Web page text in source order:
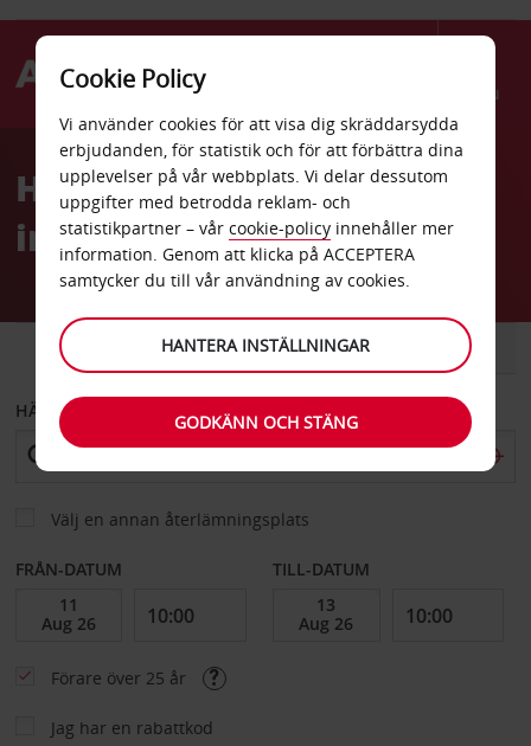
Menu
AvisHyrbil San Pedro Sulas
internationella flygplats
SKÅPBIL
HÄMTA FRÅN
Välj en annan återlämningsplats
FRÅN-DATUM TILL-DATUM
Förare över 25 år
Jag har en rabattkod
Cookie Policy
Vi använder cookies för att visa dig skräddarsydda
erbjudanden, för statistik och för att förbättra dina
upplevelser på vår webbplats. Vi delar dessutom
uppgifter med betrodda reklam- och
statistikpartner – vår cookie-policy innehåller mer
information. Genom att klicka på ACCEPTERA
samtycker du till vår användning av cookies.
HANTERA INSTÄLLNINGAR
GODKÄNN OCH STÄNG